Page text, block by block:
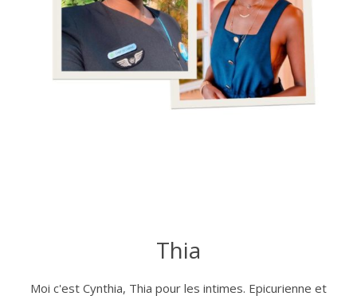
Thia
Moi c'est Cynthia, Thia pour les intimes. Epicurienne et